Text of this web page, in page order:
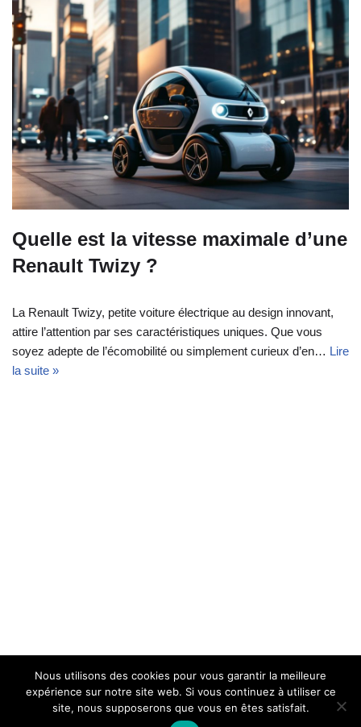
Quelle est la vitesse maximale d’une
Renault Twizy ?
La Renault Twizy, petite voiture électrique au design innovant,
attire l’attention par ses caractéristiques uniques. Que vous
soyez adepte de l’écomobilité ou simplement curieux d’en… Lire
la suite »
Nous utilisons des cookies pour vous garantir la meilleure
expérience sur notre site web. Si vous continuez à utiliser ce
site, nous supposerons que vous en êtes satisfait.